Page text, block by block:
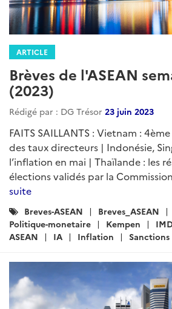
ARTICLE
Brèves de l'ASEAN
(2023)
Rédigé par : DG Trésor 23 juin 2023
FAITS SAILLANTS : Vietnam :
des taux directeurs | Indonésie,
l’inflation en mai | Thaïlande : les
élections validés par la
suite
Catégories
:
Breves-ASEAN Breves_ASEAN
Politique-monetaire
Kempen
ASEAN
IA Inflation Sanctions